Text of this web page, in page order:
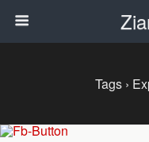
Tags ›